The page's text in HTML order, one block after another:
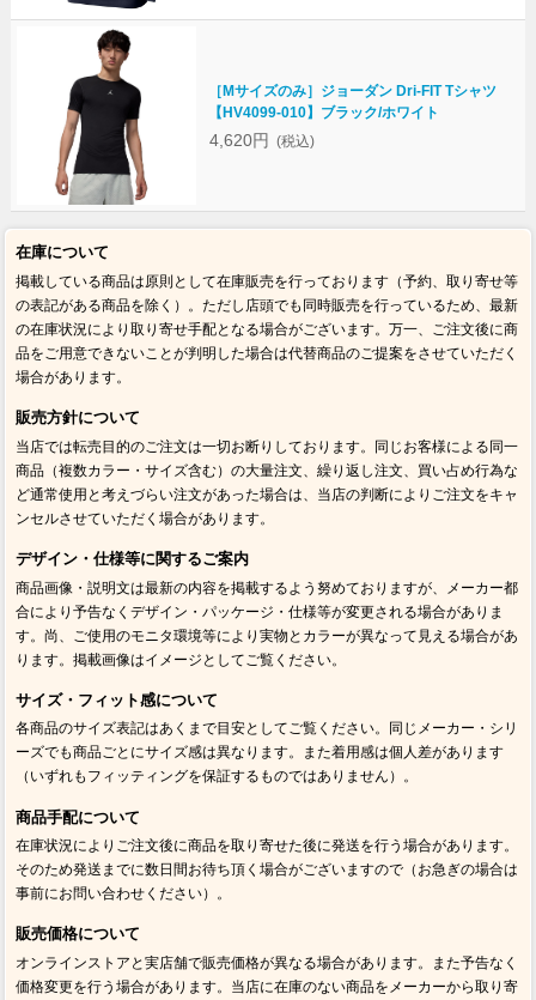
［Mサイズのみ］ジョーダン Dri-FIT Tシャツ
【HV4099-010】ブラック/ホワイト
4,620円 (税込)
在庫について
掲載している商品は原則として在庫販売を行っております（予約、取り寄せ等
の表記がある商品を除く）。ただし店頭でも同時販売を行っているため、最新
の在庫状況により取り寄せ手配となる場合がございます。万一、ご注文後に商
品をご用意できないことが判明した場合は代替商品のご提案をさせていただく
場合があります。
販売方針について
当店では転売目的のご注文は一切お断りしております。同じお客様による同一
商品（複数カラー・サイズ含む）の大量注文、繰り返し注文、買い占め行為な
ど通常使用と考えづらい注文があった場合は、当店の判断によりご注文をキャ
ンセルさせていただく場合があります。
デザイン・仕様等に関するご案内
商品画像・説明文は最新の内容を掲載するよう努めておりますが、メーカー都
合により予告なくデザイン・パッケージ・仕様等が変更される場合がありま
す。尚、ご使用のモニタ環境等により実物とカラーが異なって見える場合があ
ります。掲載画像はイメージとしてご覧ください。
サイズ・フィット感について
各商品のサイズ表記はあくまで目安としてご覧ください。同じメーカー・シリ
ーズでも商品ごとにサイズ感は異なります。また着用感は個人差があります
（いずれもフィッティングを保証するものではありません）。
商品手配について
在庫状況によりご注文後に商品を取り寄せた後に発送を行う場合があります。
そのため発送までに数日間お待ち頂く場合がございますので（お急ぎの場合は
事前にお問い合わせください）。
販売価格について
オンラインストアと実店舗で販売価格が異なる場合があります。また予告なく
価格変更を行う場合があります。当店に在庫のない商品をメーカーから取り寄